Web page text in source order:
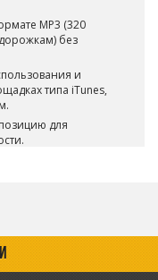
MP3 (320
без
и
типа iTunes,
для
и авторские права